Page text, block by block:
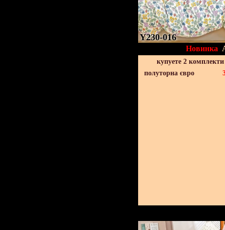
Y230-016
Новинка
купуете 2
полуторна євро